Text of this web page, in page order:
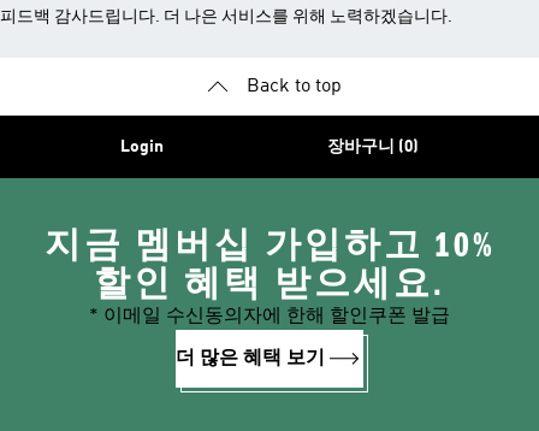
피드백 감사드립니다. 더 나은 서비스를 위해 노력하겠습니다.
Back to top
Login 장바구니 (0)
지금 멤버십 가입하고 10%
할인 혜택 받으세요.
* 이메일 수신동의자에 한해 할인쿠폰 발급
더 많은 혜택 보기